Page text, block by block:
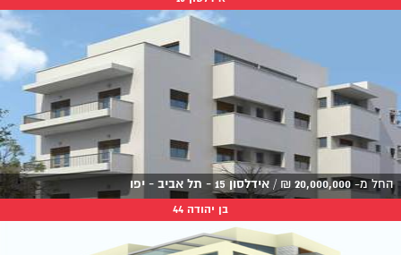
החל מ- 20,000,000
₪
/ אידלסון 15 - תל אביב - יפו
בן יהודה 44